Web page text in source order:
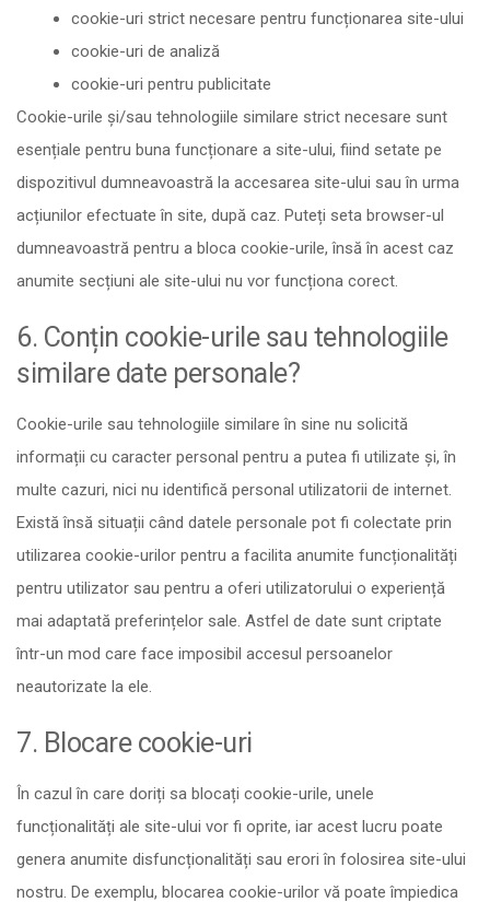
cookie-uri strict necesare pentru funcționarea site-ului
cookie-uri de analiză
cookie-uri pentru publicitate
Cookie-urile și/sau tehnologiile similare strict necesare sunt
esențiale pentru buna funcționare a site-ului, fiind setate pe
dispozitivul dumneavoastră la accesarea site-ului sau în urma
acțiunilor efectuate în site, după caz. Puteți seta browser-ul
dumneavoastră pentru a bloca cookie-urile, însă în acest caz
anumite secțiuni ale site-ului nu vor funcționa corect.
6. Conțin cookie-urile sau tehnologiile
similare date personale?
Cookie-urile sau tehnologiile similare în sine nu solicită
informații cu caracter personal pentru a putea fi utilizate și, în
multe cazuri, nici nu identifică personal utilizatorii de internet.
Există însă situații când datele personale pot fi colectate prin
utilizarea cookie-urilor pentru a facilita anumite funcționalități
pentru utilizator sau pentru a oferi utilizatorului o experiență
mai adaptată preferințelor sale. Astfel de date sunt criptate
într-un mod care face imposibil accesul persoanelor
neautorizate la ele.
7. Blocare cookie-uri
În cazul în care doriți sa blocați cookie-urile, unele
funcționalități ale site-ului vor fi oprite, iar acest lucru poate
genera anumite disfuncționalități sau erori în folosirea site-ului
nostru. De exemplu, blocarea cookie-urilor vă poate împiedica